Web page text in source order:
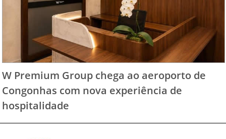
W Premium Group chega ao aeroporto de
Congonhas com nova experiência de
hospitalidade